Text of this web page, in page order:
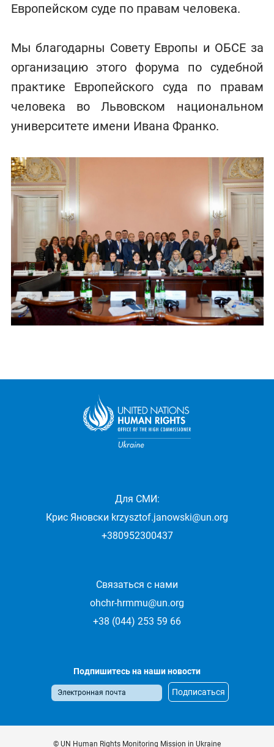
Европейском суде по правам человека.
Мы благодарны Совету Европы и ОБСЕ за
организацию этого форума по судебной
практике Европейского суда по правам
человека во Львовском национальном
университете имени Ивана Франко.
Для СМИ:
Крис Яновски krzysztof.janowski@un.org
+380952300437
Связаться с нами
ohchr-hrmmu@un.org
+38 (044) 253 59 66
Подпишитесь на наши новости
© UN Human Rights Monitoring Mission in Ukraine